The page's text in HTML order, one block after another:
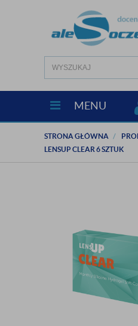
MENU
STRONA GŁÓWNA
LENSUP CLEAR 6 SZTUK